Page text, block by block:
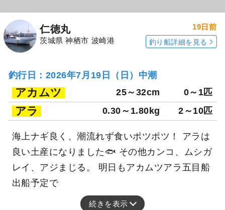
仁徳丸
茨城県 神栖市 波崎港
19日前
釣り船詳細を見る
釣行日：2026年7月19日（日）中潮
アカムツ 25～32cm 0～1匹
アラ 0.30～1.80kg 2～10匹
海上ナギ良く、潮流れず食いポツポツ！ アラは
良い土産になりました🐟 その他カンコ、ムシガ
レイ、アジまじる。 明日もアカムツアラ五目船
出船予定で
続きを表示